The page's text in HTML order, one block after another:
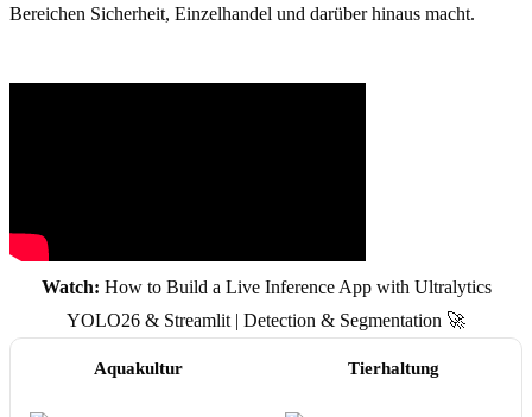
Bereichen Sicherheit, Einzelhandel und darüber hinaus macht.
Watch: How to Build a Live Inference App with Ultralytics
YOLO26 & Streamlit | Detection & Segmentation 🚀
Aquakultur Tierhaltung